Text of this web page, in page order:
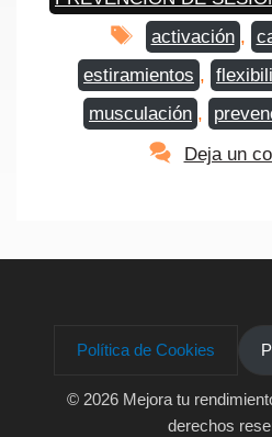
Etiquetas
activación ,
estiramientos ,
musculación ,
Deja un
Política de Cookies
© 2026 Mejora tu
derechos